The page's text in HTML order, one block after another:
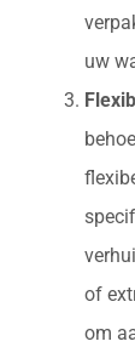
uw
of
om